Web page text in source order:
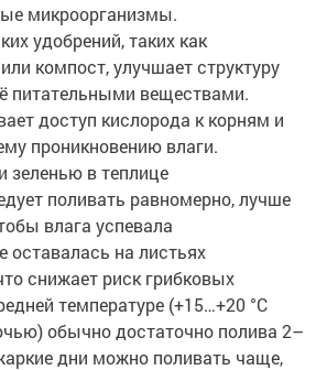
микроорганизмы.
удобрений, таких как
компост, улучшает структуру
питательными веществами.
доступ кислорода к корням и
проникновению влаги.
зеленью в теплице
поливать равномерно, лучше
влага успевала
оставалась на листьях
снижает риск грибковых
температуре (+15…+20 °C
обычно достаточно полива 2–
дни можно поливать чаще,